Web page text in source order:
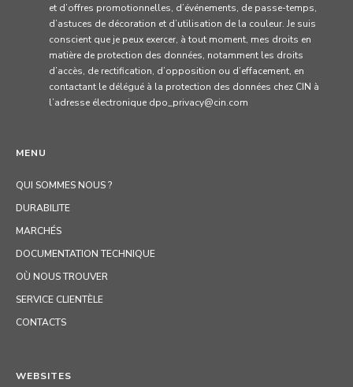
MENU
QUI SOMMES NOUS ?
DURABILITE
MARCHÉS
DOCUMENTATION TECHNIQUE
OÙ NOUS TROUVER
SERVICE CLIENTÈLE
CONTACTS
et d’offres promotionnelles, d’événements, de passe-temps,
d’astuces de décoration et d’utilisation de la couleur. Je suis
conscient que je peux exercer, à tout moment, mes droits en
matière de protection des données, notamment les droits
d’accès, de rectification, d’opposition ou d’effacement, en
contactant le délégué à la protection des données chez CIN à
l’adresse électronique dpo_privacy@cin.com
WEBSITES